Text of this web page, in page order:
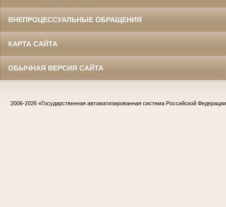
ВНЕПРОЦЕССУАЛЬНЫЕ ОБРАЩЕНИЯ
КАРТА САЙТА
ОБЫЧНАЯ ВЕРСИЯ САЙТА
2006-2026 «Государственная автоматизированная система Российской